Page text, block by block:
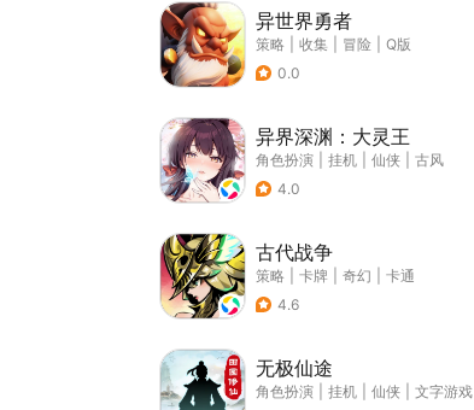
异世界勇者
策略 收集 冒险
Q版
0.0
异界深渊：大灵王
角色扮演 挂机 仙侠
古风
4.0
古代战争
策略 卡牌 奇幻
卡通
4.6
无极仙途
角色扮演 挂机 仙侠
文字游戏